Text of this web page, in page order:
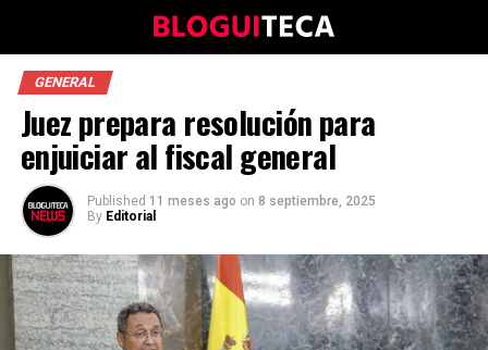
GENERAL
Juez prepara resolución para
enjuiciar al fiscal general
Published 11 meses ago on 8 septiembre, 2025
By Editorial